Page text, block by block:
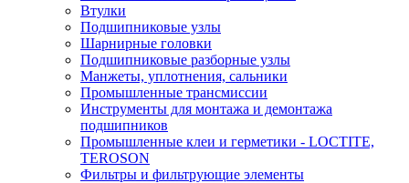
Втулки
Подшипниковые узлы
Шарнирные головки
Подшипниковые разборные узлы
Манжеты, уплотнения, сальники
Промышленные трансмиссии
Инструменты для монтажа и демонтажа
подшипников
Промышленные клеи и герметики - LOCTITE,
TEROSON
Фильтры и фильтрующие элементы